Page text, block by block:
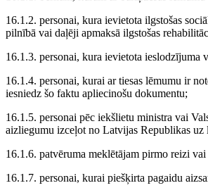
16.1.2. personai, kura ievietota ilgstošas
pilnībā vai daļēji apmaksā ilgstošas
16.1.3. personai, kura ievietota ieslodzījuma
16.1.4. personai, kurai ar tiesas lēmumu ir
iesniedz šo faktu apliecinošu dokumentu;
16.1.5. personai pēc iekšlietu ministra vai
aizliegumu izceļot no Latvijas Republikas uz
16.1.6. patvēruma meklētājam pirmo reizi
16.1.7. personai, kurai piešķirta pagaidu